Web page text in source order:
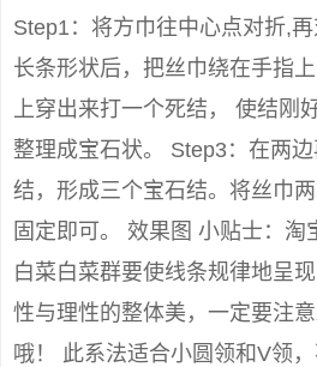
Step1：将方巾往中心点对折,
长条形状后，把丝巾绕在手指
上穿出来打一个死结， 使结刚
整理成宝石状。 Step3：在两
结，形成三个宝石结。将丝巾
固定即可。 效果图 小贴士：淘
白菜白菜群要使线条规律地呈
性与理性的整体美，一定要注
哦！ 此系法适合小圆领和V领